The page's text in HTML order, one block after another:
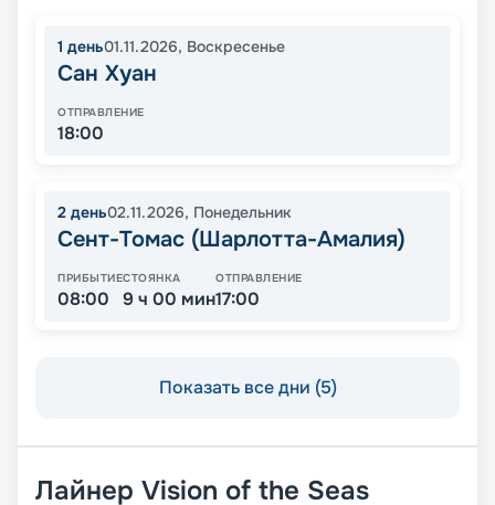
1 день01.11.2026, Воскресенье
Сан Хуан
ОТПРАВЛЕНИЕ
18:00
2 день02.11.2026, Понедельник
Сент-Томас (Шарлотта-Амалия)
ПРИБЫТИЕ
08:00
СТОЯНКА
9 ч 00 мин
ОТПРАВЛЕНИЕ
17:00
Показать все дни (5)
Лайнер Vision of the Seas